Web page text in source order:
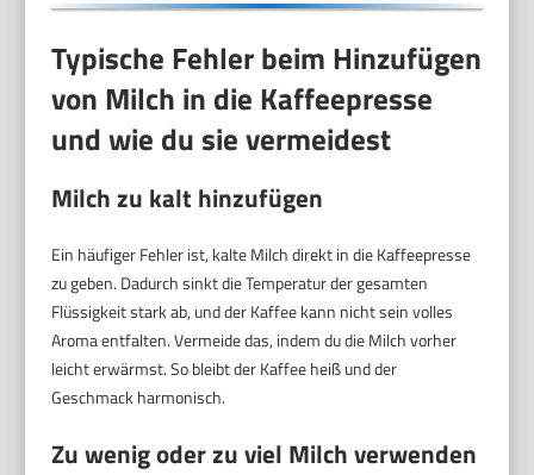
Typische Fehler beim Hinzufügen
von Milch in die Kaffeepresse
und wie du sie vermeidest
Milch zu kalt hinzufügen
Ein häufiger Fehler ist, kalte Milch direkt in die Kaffeepresse
zu geben. Dadurch sinkt die Temperatur der gesamten
Flüssigkeit stark ab, und der Kaffee kann nicht sein volles
Aroma entfalten. Vermeide das, indem du die Milch vorher
leicht erwärmst. So bleibt der Kaffee heiß und der
Geschmack harmonisch.
Zu wenig oder zu viel Milch verwenden